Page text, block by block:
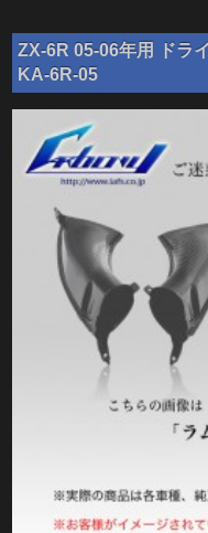
ZX-6R 05-06年用 ドラ
KA-6R-05